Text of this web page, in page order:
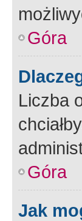
Góra
Liczba
Góra
Jak